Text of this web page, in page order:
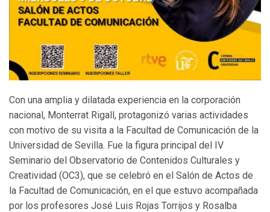
Con una amplia y dilatada experiencia en la corporación
nacional, Monterrat Rigall, protagonizó varias actividades
con motivo de su visita a la Facultad de Comunicación de la
Universidad de Sevilla. Fue la figura principal del IV
Seminario del Observatorio de Contenidos Culturales y
Creatividad (OC3), que se celebró en el Salón de Actos de
la Facultad de Comunicación, en el que estuvo acompañada
por los profesores José Luis Rojas Torrijos y Rosalba